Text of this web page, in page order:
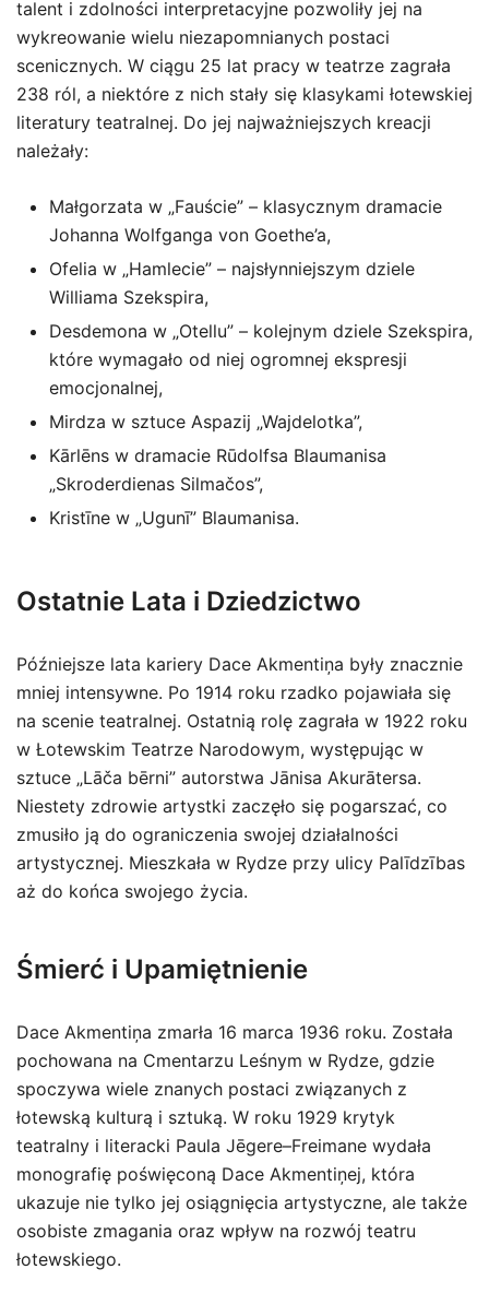
talent i zdolności interpretacyjne pozwoliły jej na
wykreowanie wielu niezapomnianych postaci
scenicznych. W ciągu 25 lat pracy w teatrze zagrała
238 ról, a niektóre z nich stały się klasykami łotewskiej
literatury teatralnej. Do jej najważniejszych kreacji
należały:
Małgorzata w „Fauście” – klasycznym dramacie
Johanna Wolfganga von Goethe’a,
Ofelia w „Hamlecie” – najsłynniejszym dziele
Williama Szekspira,
Desdemona w „Otellu” – kolejnym dziele Szekspira,
które wymagało od niej ogromnej ekspresji
emocjonalnej,
Mirdza w sztuce Aspazij „Wajdelotka”,
Kārlēns w dramacie Rūdolfsa Blaumanisa
„Skroderdienas Silmačos”,
Kristīne w „Ugunī” Blaumanisa.
Ostatnie Lata i Dziedzictwo
Późniejsze lata kariery Dace Akmentiņa były znacznie
mniej intensywne. Po 1914 roku rzadko pojawiała się
na scenie teatralnej. Ostatnią rolę zagrała w 1922 roku
w Łotewskim Teatrze Narodowym, występując w
sztuce „Lāča bērni” autorstwa Jānisa Akurātersa.
Niestety zdrowie artystki zaczęło się pogarszać, co
zmusiło ją do ograniczenia swojej działalności
artystycznej. Mieszkała w Rydze przy ulicy Palīdzības
aż do końca swojego życia.
Śmierć i Upamiętnienie
Dace Akmentiņa zmarła 16 marca 1936 roku. Została
pochowana na Cmentarzu Leśnym w Rydze, gdzie
spoczywa wiele znanych postaci związanych z
łotewską kulturą i sztuką. W roku 1929 krytyk
teatralny i literacki Paula Jēgere–Freimane wydała
monografię poświęconą Dace Akmentiņej, która
ukazuje nie tylko jej osiągnięcia artystyczne, ale także
osobiste zmagania oraz wpływ na rozwój teatru
łotewskiego.